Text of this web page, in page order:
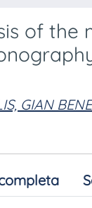
of the
GIAN